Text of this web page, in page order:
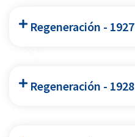
Regeneración - 1927
Regeneración - 1928